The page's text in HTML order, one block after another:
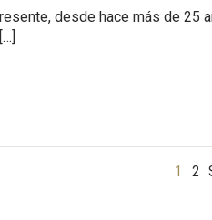
desde hace más de 25
1 2